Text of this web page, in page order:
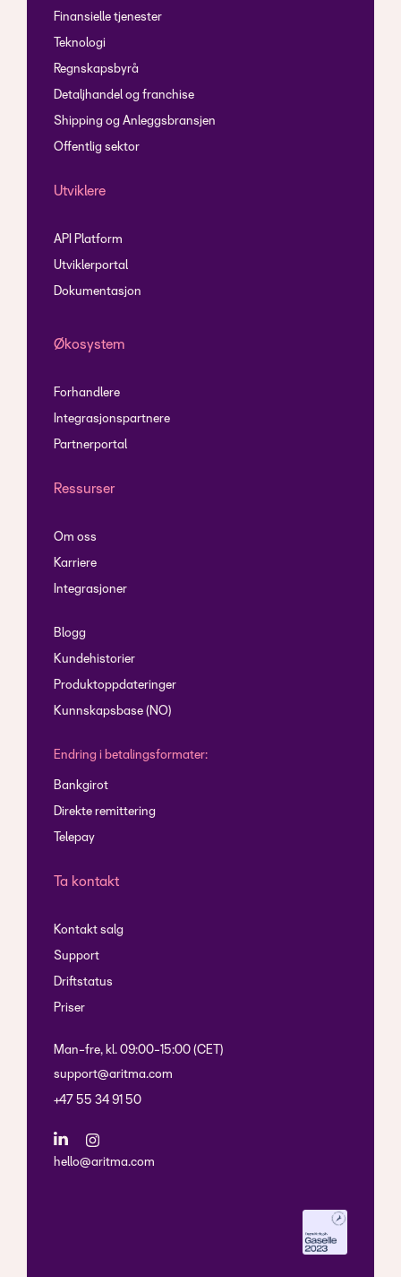
Finansielle tjenester
Teknologi
Regnskapsbyrå
Detaljhandel og franchise
Shipping og Anleggsbransjen
Offentlig sektor
Utviklere
API Platform
Utviklerportal
Dokumentasjon
Økosystem
Forhandlere
Integrasjonspartnere
Partnerportal
Ressurser
Om oss
Karriere
Integrasjoner
Blogg
Kundehistorier
Produktoppdateringer
Kunnskapsbase (NO)
Endring i betalingsformater:
Bankgirot
Direkte remittering
Telepay
Ta kontakt
Kontakt salg
Support
Driftstatus
Priser
Man-fre, kl. 09:00-15:00 (CET)
support@aritma.com
+47 55 34 91 50
hello@aritma.com